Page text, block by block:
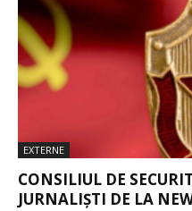
EXTERNE
CONSILIUL DE
JURNALIȘTI DE LA